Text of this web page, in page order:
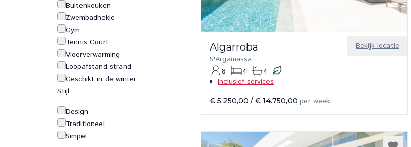
Buitenkeuken
Zwembadhekje
Gym
Tennis Court
Vloerverwarming
Loopafstand strand
Geschikt in de winter
Stijl
Design
Traditioneel
Simpel
Bekijk locatie
Algarroba
S'Argamassa
8
4
4
Inclusief services
€ 5.250,00 / € 14.750,00 per week